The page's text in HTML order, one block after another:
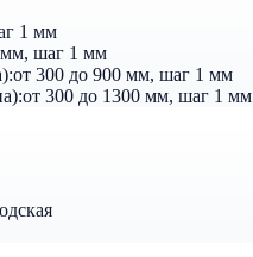
1 мм
мм, шаг 1 мм
от 300 до 900 мм, шаг 1 мм
от 300 до 1300 мм, шаг 1 мм